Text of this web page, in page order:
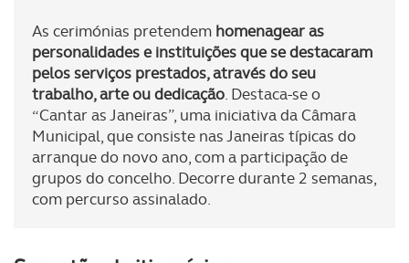
As cerimónias pretendem homenagear as
personalidades e instituições que se destacaram
pelos serviços prestados, através do seu
trabalho, arte ou dedicação. Destaca-se o
“Cantar as Janeiras”, uma iniciativa da Câmara
Municipal, que consiste nas Janeiras típicas do
arranque do novo ano, com a participação de
grupos do concelho. Decorre durante 2 semanas,
com percurso assinalado.